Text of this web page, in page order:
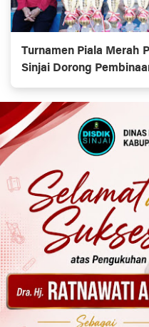
Turnamen Piala Merah
Sinjai Dorong